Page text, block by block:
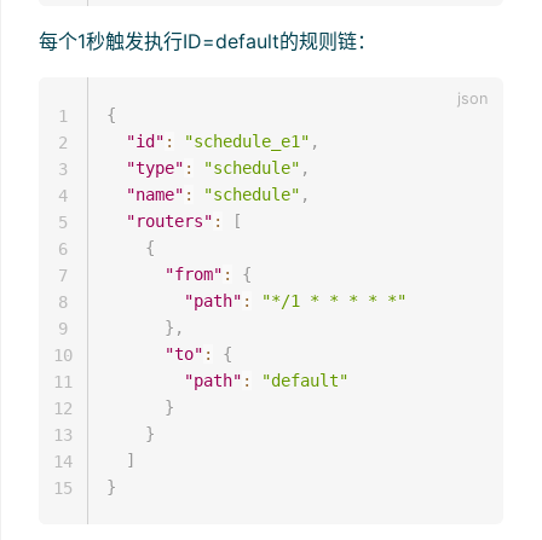
每个1秒触发执行ID=default的规则链：
{
"id" : "schedule_e1" ,
"type" : "schedule" ,
"name" : "schedule" ,
"routers" :
[
{
"from" :
{
"path" :
"*/1 * * * * *"
} ,
"to" :
{
"path" :
"default"
}
}
]
}
1
2
3
4
5
6
7
8
9
10
11
12
13
14
15